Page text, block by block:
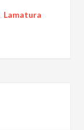
, Lamatura